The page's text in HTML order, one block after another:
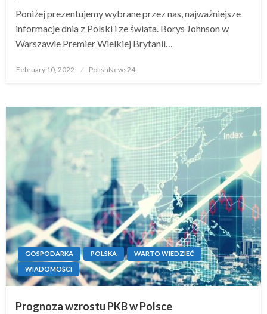
Poniżej prezentujemy wybrane przez nas, najważniejsze
informacje dnia z Polski i ze świata. Borys Johnson w
Warszawie Premier Wielkiej Brytanii…
Posted
February 10, 2022 PolishNews24
GOSPODARKA POLSKA
WARTO WIEDZIEĆ
WIADOMOŚCI
Prognoza wzrostu PKB w Polsce